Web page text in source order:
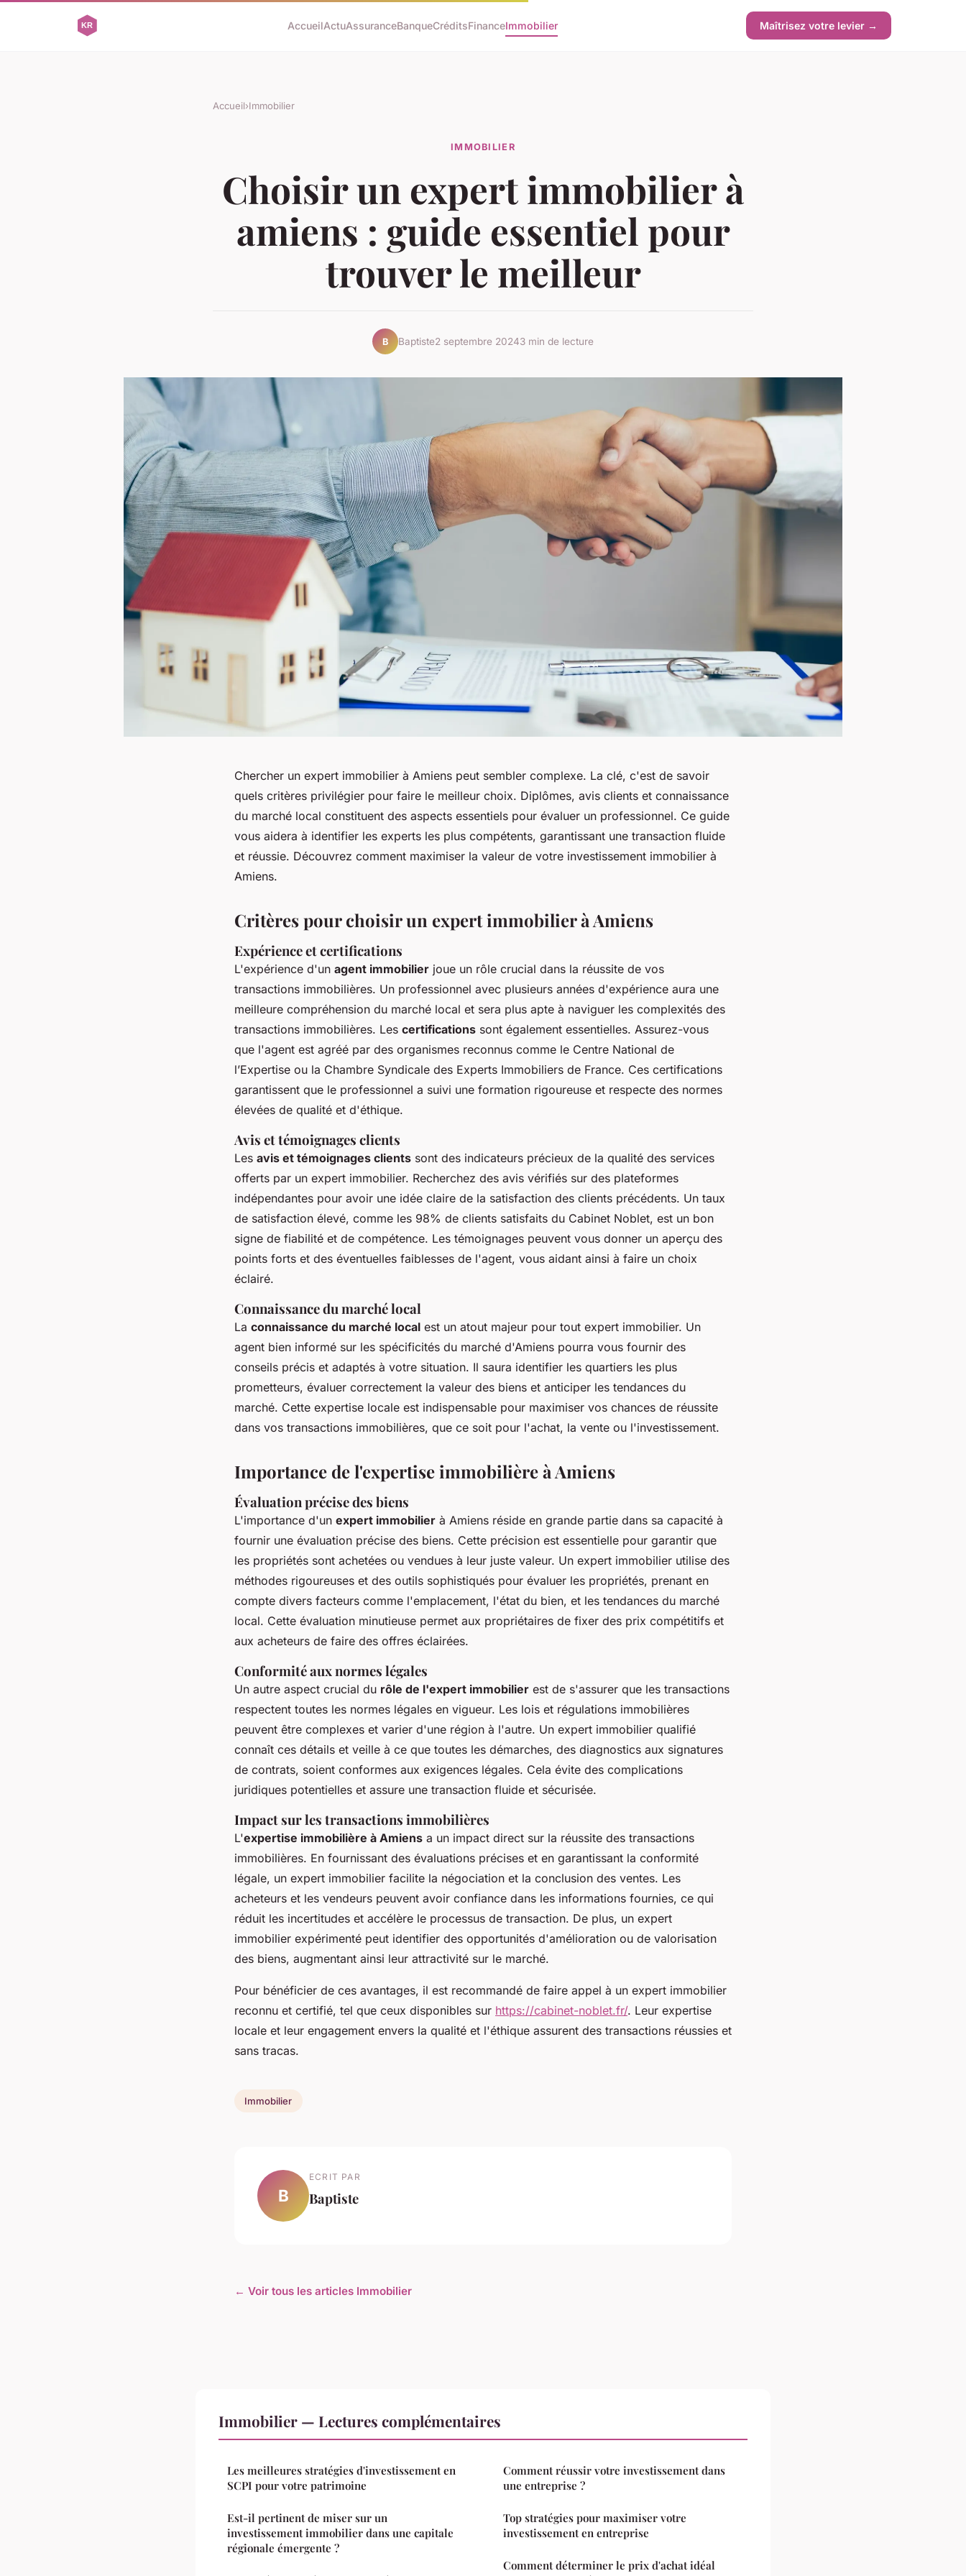
AccueilActuAssuranceBanqueCréditsFinanceImmobilier Maîtrisez votre levier →
Accueil›Immobilier
IMMOBILIER
Choisir un expert immobilier à
amiens : guide essentiel pour
trouver le meilleur
B Baptiste2 septembre 20243 min de lecture
Chercher un expert immobilier à Amiens peut sembler complexe. La clé, c'est de savoir
quels critères privilégier pour faire le meilleur choix. Diplômes, avis clients et connaissance
du marché local constituent des aspects essentiels pour évaluer un professionnel. Ce guide
vous aidera à identifier les experts les plus compétents, garantissant une transaction fluide
et réussie. Découvrez comment maximiser la valeur de votre investissement immobilier à
Amiens.
Critères pour choisir un expert immobilier à Amiens
Expérience et certifications
L'expérience d'un agent immobilier joue un rôle crucial dans la réussite de vos
transactions immobilières. Un professionnel avec plusieurs années d'expérience aura une
meilleure compréhension du marché local et sera plus apte à naviguer les complexités des
transactions immobilières. Les certifications sont également essentielles. Assurez-vous
que l'agent est agréé par des organismes reconnus comme le Centre National de
l’Expertise ou la Chambre Syndicale des Experts Immobiliers de France. Ces certifications
garantissent que le professionnel a suivi une formation rigoureuse et respecte des normes
élevées de qualité et d'éthique.
Avis et témoignages clients
Les avis et témoignages clients sont des indicateurs précieux de la qualité des services
offerts par un expert immobilier. Recherchez des avis vérifiés sur des plateformes
indépendantes pour avoir une idée claire de la satisfaction des clients précédents. Un taux
de satisfaction élevé, comme les 98% de clients satisfaits du Cabinet Noblet, est un bon
signe de fiabilité et de compétence. Les témoignages peuvent vous donner un aperçu des
points forts et des éventuelles faiblesses de l'agent, vous aidant ainsi à faire un choix
éclairé.
Connaissance du marché local
La connaissance du marché local est un atout majeur pour tout expert immobilier. Un
agent bien informé sur les spécificités du marché d'Amiens pourra vous fournir des
conseils précis et adaptés à votre situation. Il saura identifier les quartiers les plus
prometteurs, évaluer correctement la valeur des biens et anticiper les tendances du
marché. Cette expertise locale est indispensable pour maximiser vos chances de réussite
dans vos transactions immobilières, que ce soit pour l'achat, la vente ou l'investissement.
Importance de l'expertise immobilière à Amiens
Évaluation précise des biens
L'importance d'un expert immobilier à Amiens réside en grande partie dans sa capacité à
fournir une évaluation précise des biens. Cette précision est essentielle pour garantir que
les propriétés sont achetées ou vendues à leur juste valeur. Un expert immobilier utilise des
méthodes rigoureuses et des outils sophistiqués pour évaluer les propriétés, prenant en
compte divers facteurs comme l'emplacement, l'état du bien, et les tendances du marché
local. Cette évaluation minutieuse permet aux propriétaires de fixer des prix compétitifs et
aux acheteurs de faire des offres éclairées.
Conformité aux normes légales
Un autre aspect crucial du rôle de l'expert immobilier est de s'assurer que les transactions
respectent toutes les normes légales en vigueur. Les lois et régulations immobilières
peuvent être complexes et varier d'une région à l'autre. Un expert immobilier qualifié
connaît ces détails et veille à ce que toutes les démarches, des diagnostics aux signatures
de contrats, soient conformes aux exigences légales. Cela évite des complications
juridiques potentielles et assure une transaction fluide et sécurisée.
Impact sur les transactions immobilières
L'expertise immobilière à Amiens a un impact direct sur la réussite des transactions
immobilières. En fournissant des évaluations précises et en garantissant la conformité
légale, un expert immobilier facilite la négociation et la conclusion des ventes. Les
acheteurs et les vendeurs peuvent avoir confiance dans les informations fournies, ce qui
réduit les incertitudes et accélère le processus de transaction. De plus, un expert
immobilier expérimenté peut identifier des opportunités d'amélioration ou de valorisation
des biens, augmentant ainsi leur attractivité sur le marché.
Pour bénéficier de ces avantages, il est recommandé de faire appel à un expert immobilier
reconnu et certifié, tel que ceux disponibles sur https://cabinet-noblet.fr/. Leur expertise
locale et leur engagement envers la qualité et l'éthique assurent des transactions réussies et
sans tracas.
Immobilier
B
ECRIT PAR
Baptiste
← Voir tous les articles Immobilier
Immobilier — Lectures complémentaires
Les meilleures stratégies d'investissement en
SCPI pour votre patrimoine
Est-il pertinent de miser sur un
investissement immobilier dans une capitale
régionale émergente ?
Comment réussir votre investissement dans
une entreprise ?
Top stratégies pour maximiser votre
investissement en entreprise
Comment déterminer le prix d'achat idéal